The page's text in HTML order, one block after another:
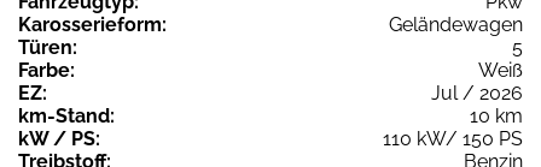
Karosserieform:
Geländewagen
Türen:
5
Farbe:
Weiß
EZ:
Jul / 2026
km-Stand:
10 km
kW / PS:
110 kW/ 150 PS
Treibstoff:
Benzin